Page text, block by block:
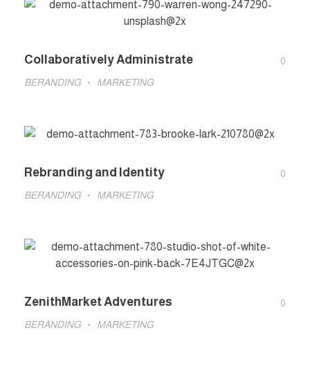
Collaboratively Administrate
0
BERANDING
MARKETING
Rebranding and Identity
0
BERANDING
MARKETING
ZenithMarket Adventures
0
BERANDING
MARKETING